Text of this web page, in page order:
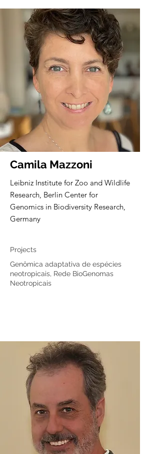
Camila Mazzoni
Leibniz Institute for Zoo and Wildlife
Research, Berlin Center for
Genomics in Biodiversity Research,
Germany
Projects
Genômica adaptativa de espécies
neotropicais, Rede BioGenomas
Neotropicais